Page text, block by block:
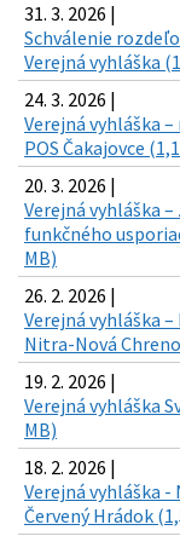
31. 3. 2026 |
Schválenie
Verejná vyhláška
24. 3. 2026 |
Verejná vyhláška
POS Čakajovce
20. 3. 2026 |
Verejná vyhláška
funkčného
MB)
26. 2. 2026 |
Verejná vyhláška
Nitra-Nová
19. 2. 2026 |
Verejná vyhláška
MB)
18. 2. 2026 |
Verejná vyhláška -
Červený Hrádok